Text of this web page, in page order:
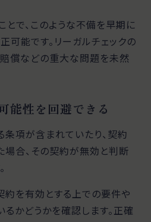
とで、このような不備を早期に
可能です。リーガルチェックの
償などの重大な問題を未然
能性を回避できる
項が含まれていたり、契約
合、その契約が無効と判断
約を有効とする上での要件や
かどうかを確認します。正確